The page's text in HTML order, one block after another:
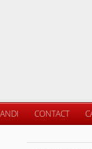
CONTACT